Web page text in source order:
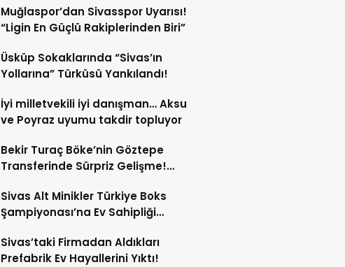
Muğlaspor’dan Sivasspor Uyarısı!
“Ligin En Güçlü Rakiplerinden Biri”
Üsküp Sokaklarında “Sivas’ın
Yollarına” Türküsü Yankılandı!
İyi milletvekili iyi danışman… Aksu
ve Poyraz uyumu takdir topluyor
Bekir Turaç Böke’nin Göztepe
Transferinde Sürpriz Gelişme!
Sivas Alt Minikler Türkiye Boks
Şampiyonası’na Ev Sahipliği
Sivas’taki Firmadan Aldıkları
Prefabrik Ev Hayallerini Yıktı!